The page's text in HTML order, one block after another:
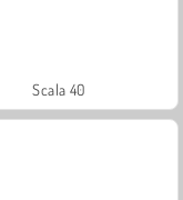
Scala 40